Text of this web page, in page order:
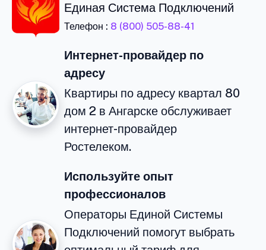
Единая Система Подключений
Телефон : 8 (800) 505-88-41
Интернет-провайдер по
адресу
Квартиры по адресу квартал 80
дом 2 в Ангарске обслуживает
интернет-провайдер
Ростелеком.
Используйте опыт
профессионалов
Операторы Единой Системы
Подключений помогут выбрать